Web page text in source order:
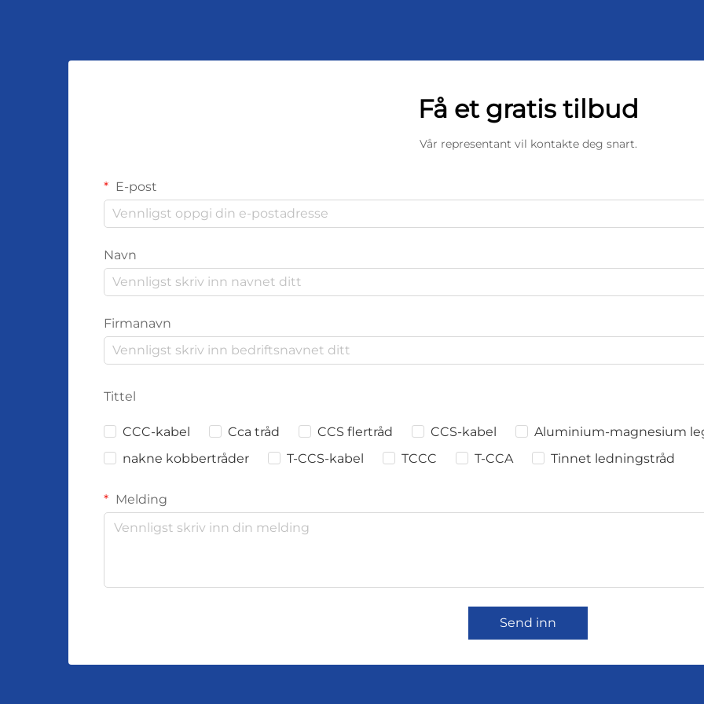
Få et gratis tilbud
Vår representant vil kontakte deg snart.
E-post
Navn
Firmanavn
Tittel
CCC-kabel Cca tråd CCS flertråd CCS-kabel
Aluminium-magnesium
nakne kobbertråder
T-CCS-kabel TCCC T-CCA Tinnet ledningstråd
Melding
Send inn